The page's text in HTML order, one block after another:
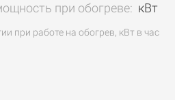
при обогреве: кВт
при работе на обогрев, кВт в час